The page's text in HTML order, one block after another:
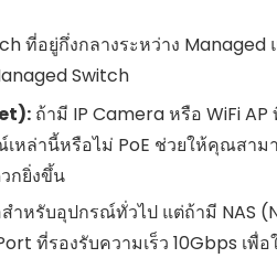
ที่อยู่กึ่งกลางระหว่าง
Switch
ถ้ามี IP Camera หรือ WiFi AP
หล่านี้หรือไม่ PoE ช่วยให้คุณสาม
กยิ่งขึ้น
สำหรับอุปกรณ์ทั่วไป แต่ถ้ามี
ที่รองรับความเร็ว 10Gbps เ